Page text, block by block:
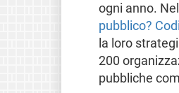
ogni anno.
pubblico?
la loro
200
pubbliche